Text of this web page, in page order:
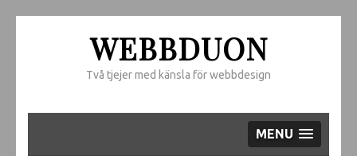
WEBBDUON
Två tjejer med känsla för webbdesign
MENU